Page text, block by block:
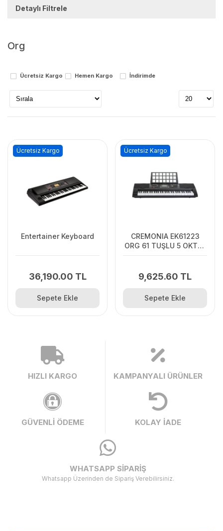
Detaylı Filtrele
korg
Stok Durumu
Org
Ücretsiz Kargo Hemen Kargo İndirimde
Entertainer Keyboard
36,190.00 TL
Ücretsiz Kargo
Sepete Ekle
CREMONIA EK61223
ORG 61 TUŞLU 5 OKTAV
DOKUNMATİK
FONKSİYONLU
PDF FORMATINDA
9,625.60 TL
Ücretsiz Kargo
Sepete Ekle
HIZLI KARGO KAMPANYALI ÜRÜNLER
GÜVENLİ ÖDEME KOLAY İADE
WHATSAPP SİPARİŞ
Whatsapp Üzerinden de Sipariş Verebilirsiniz.